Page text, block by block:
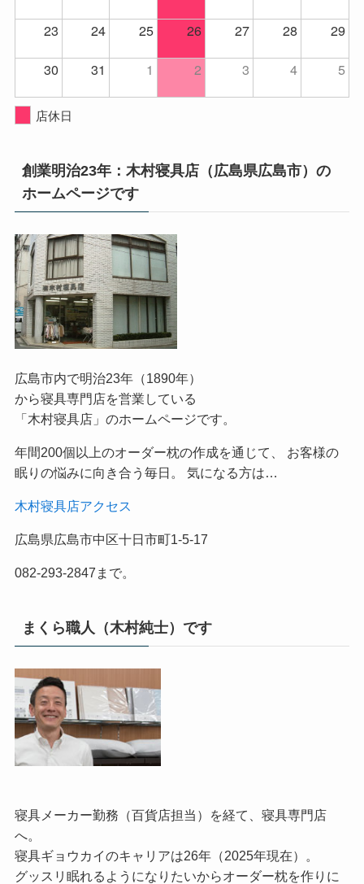
23
24 25 26 27 28
29
30
31 1 2 3 4 5
店休日
創業明治23年：木村寝具店（広島県広島市）の
ホームページです
広島市内で明治23年（1890年）
から寝具専門店を営業している
「木村寝具店」のホームページです。
年間200個以上のオーダー枕の作成を通じて、 お客様の
眠りの悩みに向き合う毎日。 気になる方は…
木村寝具店アクセス
広島県広島市中区十日市町1-5-17
082-293-2847まで。
まくら職人（木村純士）です
寝具メーカー勤務（百貨店担当）を経て、寝具専門店
へ。
寝具ギョウカイのキャリアは26年（2025年現在）。
グッスリ眠れるようになりたいからオーダー枕を作りに